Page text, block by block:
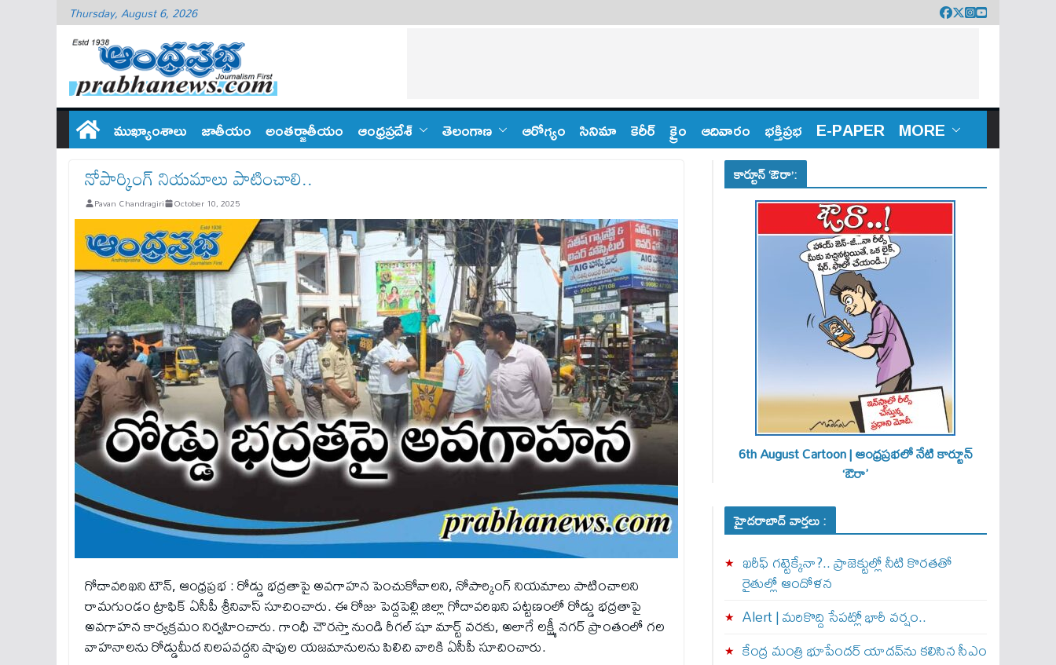
Thursday, August 6, 2026
ముఖ్యాంశాలు జాతీయం అంతర్జాతీయం ఆంధ్ర‌ప్ర‌దేశ్ తెలంగాణ‌ ఆరోగ్యం సినిమా కెరీర్ క్రైం ఆదివారం భక్తిప్రభ E-PAPER MORE
నోపార్కింగ్ నియ‌మాలు పాటించాలి..
Pavan Chandragiri October 10, 2025
గోదావరిఖని టౌన్, ఆంధ్ర‌ప్ర‌భ : రోడ్డు భ‌ద్ర‌తాపై అవ‌గాహ‌న పెంచుకోవాల‌ని, నోపార్కింగ్ నియ‌మాలు పాటించాల‌ని
రామగుండం ట్రాఫిక్ ఏసీపీ శ్రీనివాస్ సూచించారు. ఈ రోజు పెద్దపెల్లి జిల్లా గోదావరిఖని పట్టణంలో రోడ్డు భద్రతాపై
అవ‌గాహ‌న కార్య‌క్ర‌మం నిర్వ‌హించారు. గాంధీ చౌరస్తా నుండి రీగల్ షూ మార్ట్ వరకు, అలాగే లక్ష్మీ నగర్ ప్రాంతంలో గల
వాహనాలను రోడ్డుమీద నిలపవద్దని షాపుల యజమానులను పిలిచి వారికి ఏసీపీ సూచించారు.
కార్టూన్ ‘ఔరా’:
6th August Cartoon | ఆంధ్రప్రభలో నేటి కార్టూన్
‘ఔరా’
హైదరాబాద్ వార్తలు :
ఖరీఫ్ గట్టెక్కేనా?.. ప్రాజెక్టుల్లో నీటి కొరతతో
రైతుల్లో ఆందోళన
Alert | మ‌రికొద్ది సేప‌ట్లో భారీ వ‌ర్షం..
కేంద్ర మంత్రి భూపేందర్ యాదవ్‌ను కలిసిన సీఎం